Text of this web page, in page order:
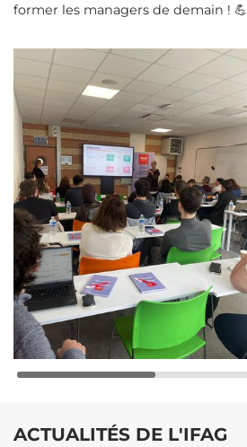
former les managers de demain ! 💪
ACTUALITÉS DE L'IFAG